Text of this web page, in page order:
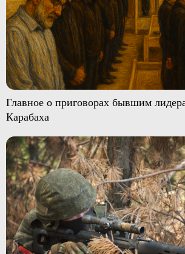
Главное о приговорах бывшим
Карабаха